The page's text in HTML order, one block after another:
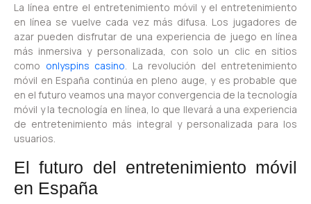
La línea entre el entretenimiento móvil y el entretenimiento
en línea se vuelve cada vez más difusa. Los jugadores de
azar pueden disfrutar de una experiencia de juego en línea
más inmersiva y personalizada, con solo un clic en sitios
como onlyspins casino. La revolución del entretenimiento
móvil en España continúa en pleno auge, y es probable que
en el futuro veamos una mayor convergencia de la tecnología
móvil y la tecnología en línea, lo que llevará a una experiencia
de entretenimiento más integral y personalizada para los
usuarios.
El futuro del entretenimiento móvil
en España